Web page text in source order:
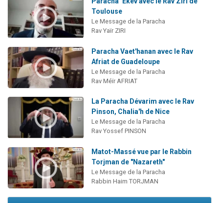
Toulouse
Le Message de la Paracha
Rav Yaïr ZIRI
Paracha Vaet'hanan avec le Rav
Afriat de Guadeloupe
Le Message de la Paracha
Rav Méïr AFRIAT
La Paracha Dévarim avec le Rav
Pinson, Chalia'h de Nice
Le Message de la Paracha
Rav Yossef PINSON
Matot-Massé vue par le Rabbin
Torjman de "Nazareth"
Le Message de la Paracha
Rabbin Haim TORJMAN